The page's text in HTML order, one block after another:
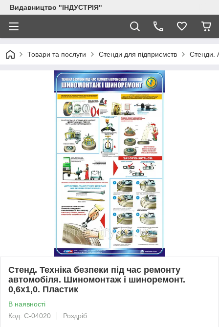
Видавництво "ІНДУСТРІЯ"
Товари та послуги Стенди для підприємств Стенди.
Стенд. Техніка безпеки під час ремонту
автомобіля. Шиномонтаж і шиноремонт.
0,6х1,0. Пластик
В наявності
Код: С-04020
Роздріб